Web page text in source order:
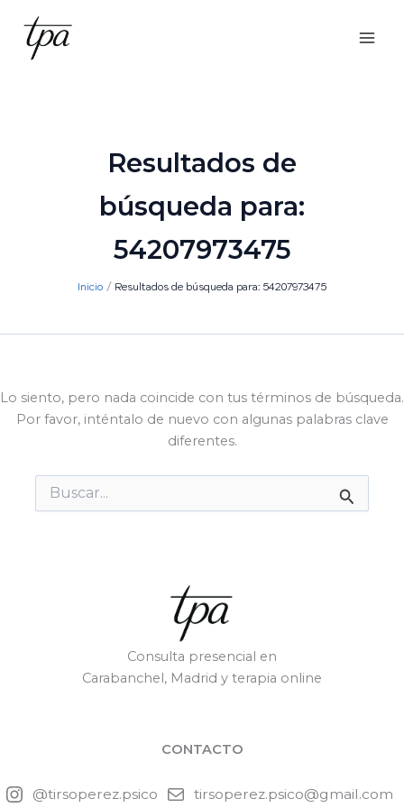
contenido
Resultados de
búsqueda para:
54207973475
Inicio Resultados de búsqueda para: 54207973475
Lo siento, pero nada coincide con tus términos de búsqueda.
Por favor, inténtalo de nuevo con algunas palabras clave
diferentes.
Buscar
por:
Consulta presencial en
Carabanchel, Madrid y terapia online
CONTACTO
@tirsoperez.psico tirsoperez.psico@gmail.com